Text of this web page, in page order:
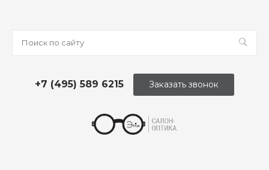
+7 (495) 589 6215 Заказать звонок